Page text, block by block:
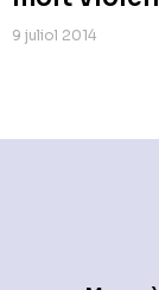
9 juliol 2014